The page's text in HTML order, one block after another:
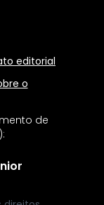
editorial
o
de